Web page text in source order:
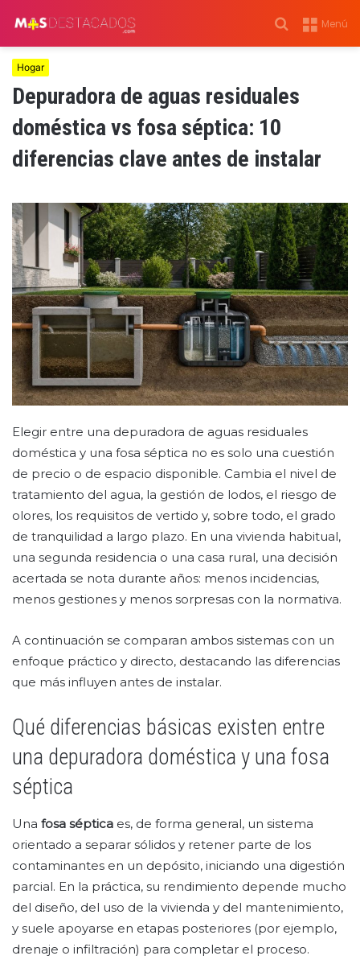
Menú
Buscar
por
Hogar
Depuradora de aguas residuales
doméstica vs fosa séptica: 10
diferencias clave antes de instalar
Elegir entre una depuradora de aguas residuales
doméstica y una fosa séptica no es solo una cuestión
de precio o de espacio disponible. Cambia el nivel de
tratamiento del agua, la gestión de lodos, el riesgo de
olores, los requisitos de vertido y, sobre todo, el grado
de tranquilidad a largo plazo. En una vivienda habitual,
una segunda residencia o una casa rural, una decisión
acertada se nota durante años: menos incidencias,
menos gestiones y menos sorpresas con la normativa.
A continuación se comparan ambos sistemas con un
enfoque práctico y directo, destacando las diferencias
que más influyen antes de instalar.
Qué diferencias básicas existen entre
una depuradora doméstica y una fosa
séptica
Una fosa séptica es, de forma general, un sistema
orientado a separar sólidos y retener parte de los
contaminantes en un depósito, iniciando una digestión
parcial. En la práctica, su rendimiento depende mucho
del diseño, del uso de la vivienda y del mantenimiento,
y suele apoyarse en etapas posteriores (por ejemplo,
drenaje o infiltración) para completar el proceso.